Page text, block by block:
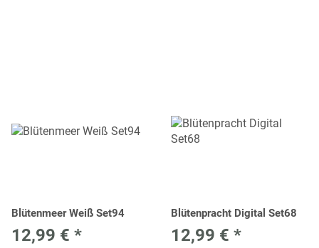
Blütenmeer Weiß Set94
12,99 € *
Blütenpracht Digital Set68
12,99 € *